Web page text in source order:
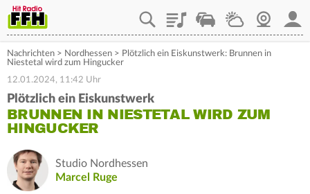
PlaylistStaupilotWetterWebcam
Nachrichten > Nordhessen > Plötzlich ein Eiskunstwerk: Brunnen in
Niestetal wird zum Hingucker
12.01.2024, 11:42 Uhr
Plötzlich ein Eiskunstwerk
BRUNNEN IN NIESTETAL WIRD ZUM
HINGUCKER
Studio Nordhessen
Marcel Ruge